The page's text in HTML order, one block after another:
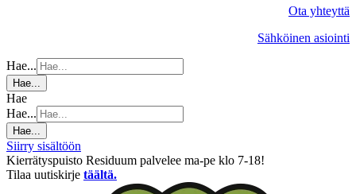
Ota yhteyttä
Sähköinen asiointi
Hae...
Hae...
Hae
Hae...
Hae...
Siirry sisältöön
Kierrätyspuisto Residuum palvelee ma-pe klo 7-18!
Tilaa uutiskirje täältä.